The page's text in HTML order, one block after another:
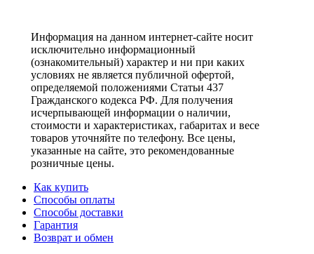
Информация на данном интернет-сайте носит
исключительно информационный
(ознакомительный) характер и ни при каких
условиях не является публичной офертой,
определяемой положениями Статьи 437
Гражданского кодекса РФ. Для получения
исчерпывающей информации о наличии,
стоимости и характеристиках, габаритах и весе
товаров уточняйте по телефону. Все цены,
указанные на сайте, это рекомендованные
розничные цены.
Как купить
Способы оплаты
Способы доставки
Гарантия
Возврат и обмен